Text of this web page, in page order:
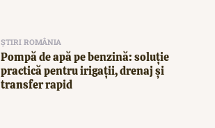
ȘTIRI ROMÂNIA
Pompă de apă pe benzină: soluție
practică pentru irigații, drenaj și
transfer rapid